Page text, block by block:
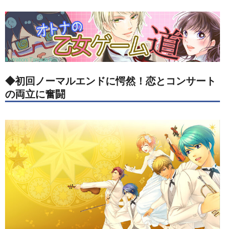
◆初回ノーマルエンドに愕然！恋とコンサート
の両立に奮闘